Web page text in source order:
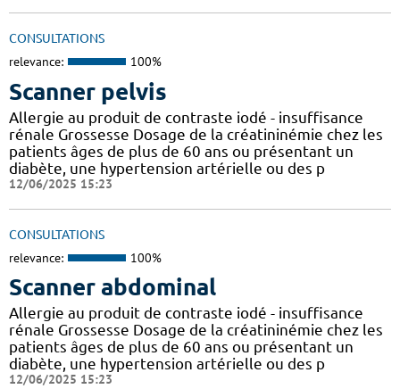
CONSULTATIONS
relevance: 100%
Scanner pelvis
Allergie au produit de contraste iodé - insuffisance
rénale Grossesse Dosage de la créatininémie chez les
patients âges de plus de 60 ans ou présentant un
diabète, une hypertension artérielle ou des p
12/06/2025 15:23
CONSULTATIONS
relevance: 100%
Scanner abdominal
Allergie au produit de contraste iodé - insuffisance
rénale Grossesse Dosage de la créatininémie chez les
patients âges de plus de 60 ans ou présentant un
diabète, une hypertension artérielle ou des p
12/06/2025 15:23